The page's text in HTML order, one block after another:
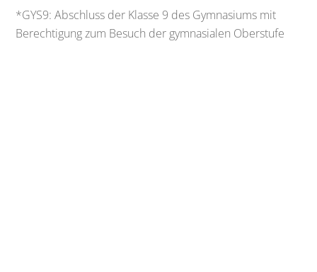
*GYS9: Abschluss der Klasse 9 des Gymnasiums mit
Berechtigung zum Besuch der gymnasialen Oberstufe